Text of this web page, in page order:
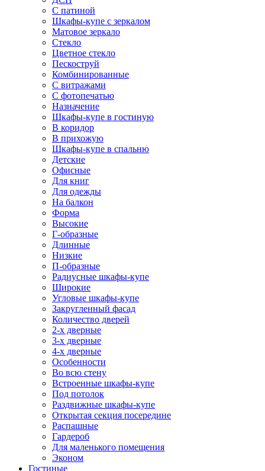
С патиной
Шкафы-купе с зеркалом
Матовое зеркало
Стекло
Цветное стекло
Пескоструй
Комбинированные
С витражами
С фотопечатью
Назначение
Шкафы-купе в гостиную
В коридор
В прихожую
Шкафы-купе в спальню
Детские
Офисные
Для книг
Для одежды
На балкон
Форма
Высокие
Г-образные
Длинные
Низкие
П-образные
Радиусные шкафы-купе
Широкие
Угловые шкафы-купе
Закругленный фасад
Количество дверей
2-х дверные
3-х дверные
4-х дверные
Особенности
Во всю стену
Встроенные шкафы-купе
Под потолок
Раздвижные шкафы-купе
Открытая секция посередине
Распашные
Гардероб
Для маленького помещения
Эконом
Гостиные